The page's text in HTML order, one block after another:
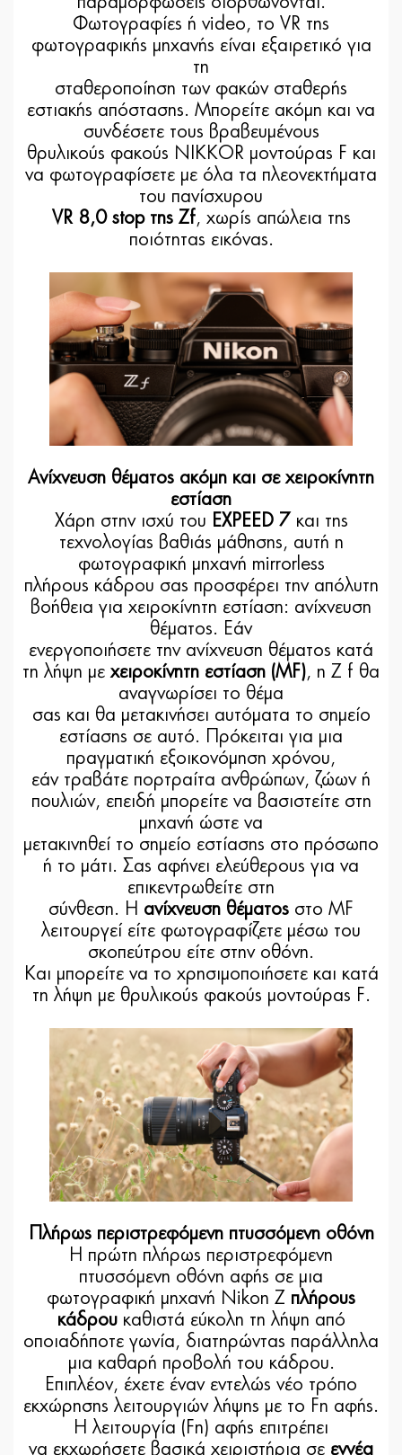
Φωτογραφίες ή video, το VR της
φωτογραφικής μηχανής είναι εξαιρετικό για
τη
σταθεροποίηση των φακών σταθερής
εστιακής απόστασης. Μπορείτε ακόμη και να
συνδέσετε τους βραβευμένους
θρυλικούς φακούς NIKKOR μοντούρας F και
να φωτογραφίσετε με όλα τα πλεονεκτήματα
του πανίσχυρου
VR 8,0 stop της Zf, χωρίς απώλεια της
ποιότητας εικόνας.
Ανίχνευση θέματος ακόμη και σε χειροκίνητη
εστίαση
Χάρη στην ισχύ του EXPEED 7 και της
τεχνολογίας βαθιάς μάθησης, αυτή η
φωτογραφική μηχανή mirrorless
πλήρους κάδρου σας προσφέρει την απόλυτη
βοήθεια για χειροκίνητη εστίαση: ανίχνευση
θέματος. Εάν
ενεργοποιήσετε την ανίχνευση θέματος κατά
τη λήψη μεχειροκίνητη εστίαση (MF), η Z f θα
αναγνωρίσει το θέμα
σας και θα μετακινήσει αυτόματα το σημείο
εστίασης σε αυτό. Πρόκειται για μια
πραγματική εξοικονόμηση χρόνου,
εάν τραβάτε πορτραίτα ανθρώπων, ζώων ή
πουλιών, επειδή μπορείτε να βασιστείτε στη
μηχανή ώστε να
μετακινηθεί το σημείο εστίασης στο πρόσωπο
ή το μάτι. Σας αφήνει ελεύθερους για να
επικεντρωθείτε στη
σύνθεση. Η ανίχνευση θέματος στο MF
λειτουργεί είτε φωτογραφίζετε μέσω του
σκοπεύτρου είτε στην οθόνη.
Και μπορείτε να το χρησιμοποιήσετε και κατά
τη λήψη με θρυλικούς φακούς μοντούρας F.
Πλήρως περιστρεφόμενη πτυσσόμενη οθόνη
Η πρώτη πλήρως περιστρεφόμενη
πτυσσόμενη οθόνη αφής σε μια
φωτογραφική μηχανή Nikon Z πλήρους
κάδρου καθιστά εύκολη τη λήψη από
οποιαδήποτε γωνία, διατηρώντας παράλληλα
μια καθαρή προβολή του κάδρου.
Επιπλέον, έχετε έναν εντελώς νέο τρόπο
εκχώρησης λειτουργιών λήψης με το Fn αφής.
H λειτουργία (Fn) αφής επιτρέπει
να εκχωρήσετε βασικά χειριστήρια σε εννέα